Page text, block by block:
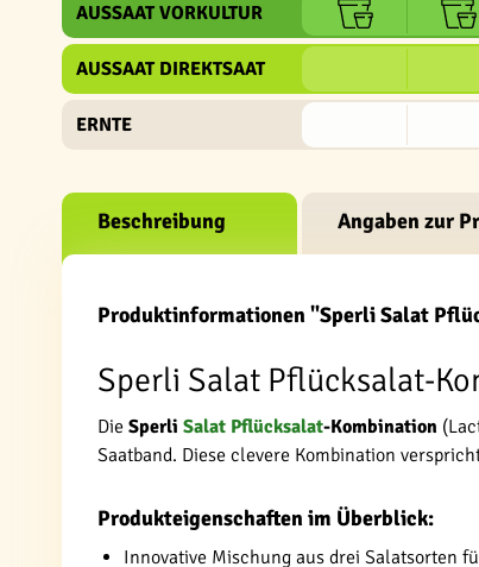
AUSSAAT VORKULTUR
AUSSAAT DIREKTSAAT
ERNTE
Beschreibung Angaben zur
Produktinformationen "Sperli Salat
Sperli Salat Pflücksalat-
Die Sperli Salat Pflücksalat-Kombination
Saatband. Diese clevere Kombination
Produkteigenschaften im Überblick:
Innovative Mischung aus drei Salatsorten